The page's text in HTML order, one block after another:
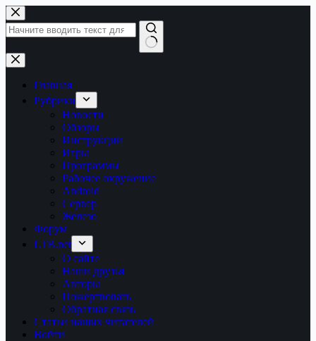
Перейти
к
сути
Ничего
не
найденоГлавная
Рубрики
Новости
Обзоры
Инструкции
Игры
Программы
Рабочее окружение
Android
Сервер
Железо
Форум
LTB.net
О сайте
Наши друзья
Авторы
Пожертвовать
Обратная связь
Статьи наших читателей
Войти